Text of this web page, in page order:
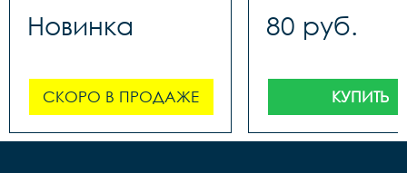
Новинка
СКОРО В ПРОДАЖЕ
80 руб.
КУПИТЬ